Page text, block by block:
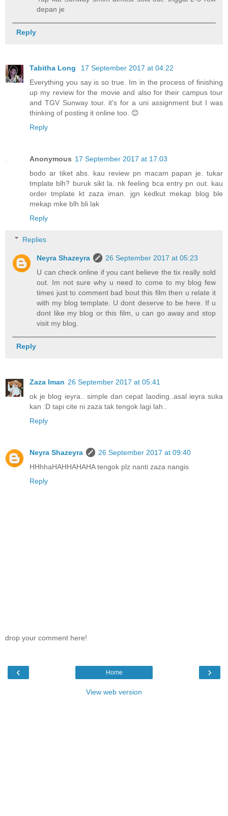
depan je
Reply
Tabitha Long
17 September 2017 at 04:22
Everything you say is so true. Im in the process of finishing
up my review for the movie and also for their campus tour
and TGV Sunway tour. it's for a uni assignment but I was
thinking of posting it online too. 😊
Reply
Anonymous 17 September 2017 at 17:03
bodo ar tiket abs. kau review pn macam papan je. tukar
tmplate blh? buruk sikt la. nk feeling bca entry pn out. kau
order tmplate kt zaza iman. jgn kedkut mekap blog ble
mekap mke blh bli lak
Reply
Replies
Neyra Shazeyra
26 September 2017 at 05:23
U can check online if you cant believe the tix really sold
out. Im not sure why u need to come to my blog few
times just to comment bad bout this film then u relate it
with my blog template. U dont deserve to be here. If u
dont like my blog or this film, u can go away and stop
visit my blog.
Reply
Zaza Iman 26 September 2017 at 05:41
ok je blog ieyra.. simple dan cepat laoding..asal ieyra suka
kan :D tapi cite ni zaza tak tengok lagi lah..
Reply
Neyra Shazeyra
26 September 2017 at 09:40
HHhhaHAHHAHAHA tengok plz nanti zaza nangis
Reply
drop your comment here!
‹ ›
Home
View web version